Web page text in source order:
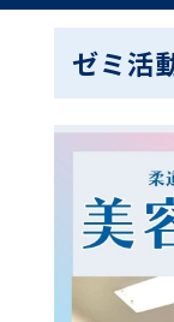
ゼミ活